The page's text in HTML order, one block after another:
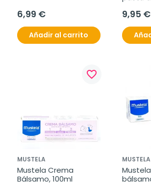
6,99 €
Añadir al carrito
9,95 €
favorite_border
MUSTELA
Mustela Crema
Bálsamo, 100ml
MUSTELA